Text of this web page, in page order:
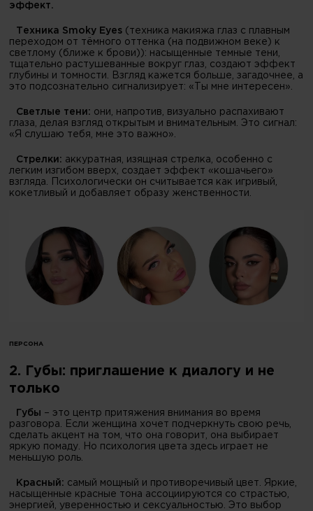
эффект.
Техника Smoky Eyes (техника макияжа глаз с плавным
переходом от тёмного оттенка (на подвижном веке) к
светлому (ближе к брови)): насыщенные темные тени,
тщательно растушеванные вокруг глаз, создают эффект
глубины и томности. Взгляд кажется больше, загадочнее, а
это подсознательно сигнализирует: «Ты мне интересен».
Светлые тени: они, напротив, визуально распахивают
глаза, делая взгляд открытым и внимательным. Это сигнал:
«Я слушаю тебя, мне это важно».
Стрелки: аккуратная, изящная стрелка, особенно с
легким изгибом вверх, создает эффект «кошачьего»
взгляда. Психологически он считывается как игривый,
кокетливый и добавляет образу женственности.
ПЕРСОНА
2. Губы: приглашение к диалогу и не
только
Губы
– это центр притяжения внимания во время
разговора. Если женщина хочет подчеркнуть свою речь,
сделать акцент на том, что она говорит, она выбирает
яркую помаду. Но психология цвета здесь играет не
меньшую роль.
Красный: самый мощный и противоречивый цвет. Яркие,
насыщенные красные тона ассоциируются со страстью,
энергией, уверенностью и сексуальностью. Это выбор